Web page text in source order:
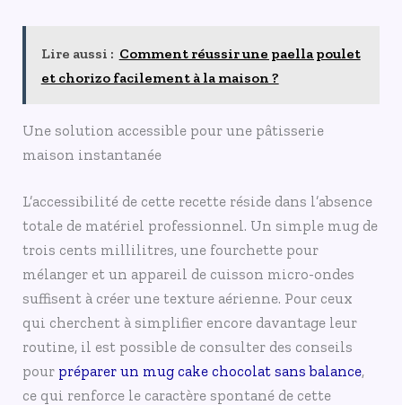
Lire aussi : Comment réussir une paella poulet
et chorizo facilement à la maison ?
Une solution accessible pour une pâtisserie
maison instantanée
L’accessibilité de cette recette réside dans l’absence
totale de matériel professionnel. Un simple mug de
trois cents millilitres, une fourchette pour
mélanger et un appareil de cuisson micro-ondes
suffisent à créer une texture aérienne. Pour ceux
qui cherchent à simplifier encore davantage leur
routine, il est possible de consulter des conseils
pour préparer un mug cake chocolat sans balance,
ce qui renforce le caractère spontané de cette